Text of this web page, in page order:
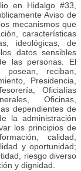
en Hidalgo #33,
Aviso de
mecanismos que
características
ideológicas, de
datos sensibles
las personas. El
reciban,
Presidencia,
Oficialías
Oficinas,
dependientes de
la administración
los principios de
calidad,
y oportunidad;
riesgo diverso
y dignidad.